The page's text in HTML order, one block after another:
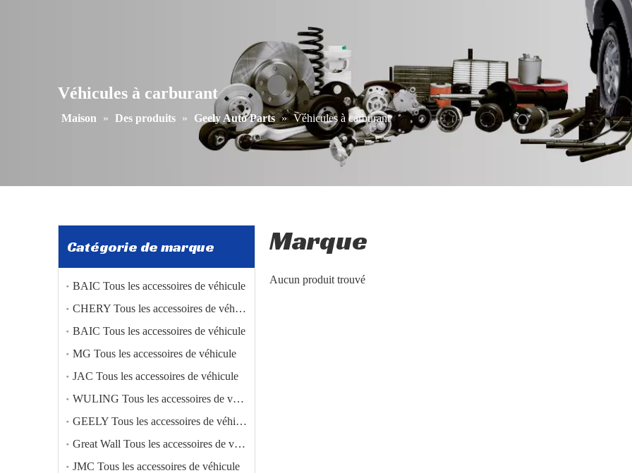
Véhicules à carburant
Maison » Des produits » Geely Auto Parts » Véhicules à carburant
Catégorie de marque
BAIC Tous les accessoires de véhicule
CHERY Tous les accessoires de véhicule
BAIC Tous les accessoires de véhicule
MG Tous les accessoires de véhicule
JAC Tous les accessoires de véhicule
WULING Tous les accessoires de véhicule
GEELY Tous les accessoires de véhicule
Great Wall Tous les accessoires de véhicule
JMC Tous les accessoires de véhicule
2026-01-05
Zibo Baiwang Machinery Co., Ltd. réalise une percée dans le commerce international grâce à l'exportation réussie de pièces automobiles BAIC vers la Pologne
Zibo Baiwang Machinery Co., Ltd. réalise une percée dans le commerce international grâce à l'exportation réussie de
Marque
Aucun produit trouvé